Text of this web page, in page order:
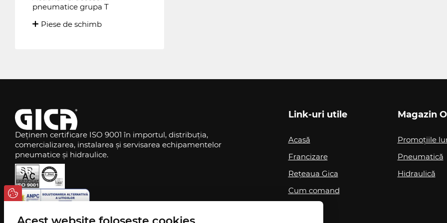
pneumatice grupa T
Piese de schimb
Deținem certificare ISO 9001 în importul, distribuția,
comercializarea, instalarea și servisarea echipamentelor
pneumatice și hidraulice.
Link-uri utile
Acasă
Francizare
Rețeaua Gica
Cum comand
Magazin
Promoțiile
Pneumatică
Hidraulică